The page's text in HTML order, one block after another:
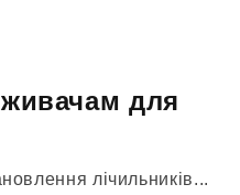
для
лічильників...